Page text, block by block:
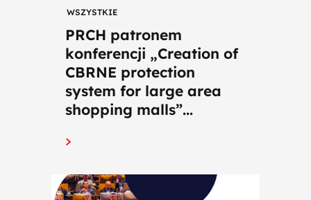
WSZYSTKIE
PRCH patronem
konferencji „Creation of
CBRNE protection
system for large area
shopping malls”...